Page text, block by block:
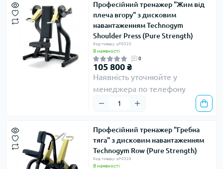
Професійний тренажер "Жим від
плеча вгору" з дисковим
навантаженням Technogym
Shoulder Press (Pure Strength)
Код товару: pf-0325
В наявності
0
105 800 ₴
Наявність уточнюйте у
менеджера по телефону
Професійний тренажер "Гребна
тяга" з дисковим навантаженням
Technogym Row (Pure Strength)
Код товару: pf-0326
В наявності